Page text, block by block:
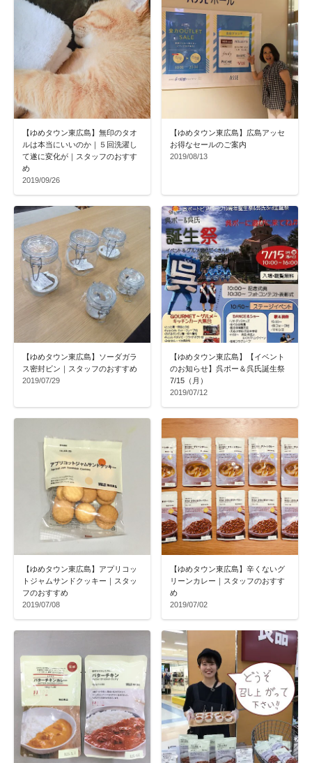
【ゆめタウン東広島】無印のタオ
ルは本当にいいのか｜５回洗濯し
て遂に変化が｜スタッフのおすす
め
2019/09/26
【ゆめタウン東広島】広島アッセ
お得なセールのご案内
2019/08/13
【ゆめタウン東広島】ソーダガラ
ス密封ビン｜スタッフのおすすめ
2019/07/29
【ゆめタウン東広島】【イベント
のお知らせ】呉ポー＆呉氏誕生祭
7/15（月）
2019/07/12
【ゆめタウン東広島】アプリコッ
トジャムサンドクッキー｜スタッ
フのおすすめ
2019/07/08
【ゆめタウン東広島】辛くないグ
リーンカレー｜スタッフのおすす
め
2019/07/02